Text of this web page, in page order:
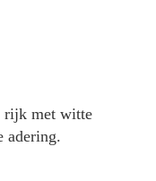
rijk met witte
adering.